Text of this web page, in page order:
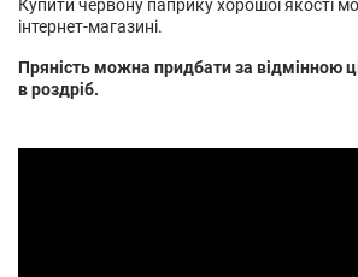
Купити червону паприку хорошої якості
інтернет-магазині.
Пряність можна придбати за відмінною
в роздріб.